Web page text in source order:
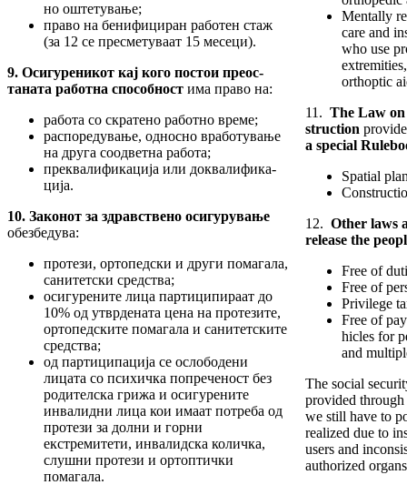
но оштетување;
право на бенифициран работен стаж
(за 12 се пресметуваат 15 месеци).
9. Осигуреникот кај кого постои преос-­
та­ната работна способност има право на:
работа со скратено работно време;
распоредување, односно вработување
на друга соодветна работа;
преквалификација или доквалифика­
ци­ја.
10. Законот за здравствено осигурување
обез­­­­бе­­дува:
протези, ортопедски и други помагала,
санитетски средства;
осигурените лица партиципираат до
10% од утврдената цена на протезите,
орто­пед­ските помагала и санитетските
средства;
од партиципација се ослободени
лицата со психичка попреченост без
родител­ска грижа и осигурените
инвалидни ли­ца кои имаат потреба од
протези за долни и горни
екстремитети, инвалид­ска количка,
слушни протези и ортоп­тич­ки
помагала.
Mentally
care and
who use
orthoptic
11. The Law
struction
a special
Spatial
12. Other laws
release the
Free of
Free of
Privilege
Free of
hicles for
and
The social
provided
we still have to
realized due to
users and
author­ized